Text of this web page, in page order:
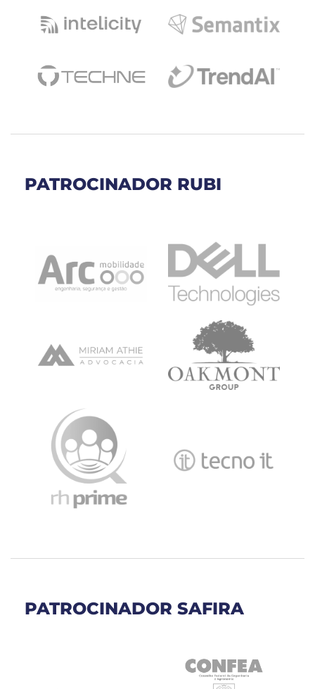
PATROCINADOR RUBI
PATROCINADOR SAFIRA